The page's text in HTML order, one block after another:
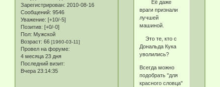
Зарегистрирован: 2010-08-16
Сообщений: 9546
Уважение: [+10/-5]
Позитив: [+0/-0]
Пол: Мужской
Возраст: 66 [1960-03-11]
Провел на форуме:
4 месяца 23 дня
Последний визит:
Вчера 23:14:35
Её даже
враги признали
лучшей
машиной.
Это те, кто с
Дональда Кука
уволились?
Всегда можно
подобрать "для
красного словца"